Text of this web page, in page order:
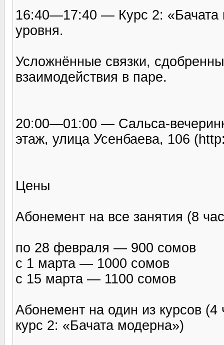
16:40—17:40 — Курс 2: «Бачата
уровня.
Усложнённые связки,
взаимодействия в паре.
20:00—01:00 — Сальса-
этаж, улица Усенбаева, 106
Цены
Абонемент на все занятия (8
по 28 февраля — 900 сомов
с 1 марта — 1000 сомов
с 15 марта — 1100 сомов
Абонемент на один из курсов
курс 2: «Бачата модерна»)